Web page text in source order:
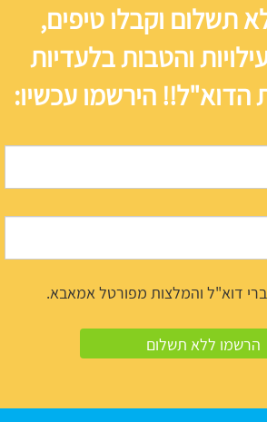
תשלום וקבלו טיפים,
והטבות בלעדיות
הדוא"ל!! הירשמו עכשיו:
דוא"ל והמלצות מפורטל אמאבא.